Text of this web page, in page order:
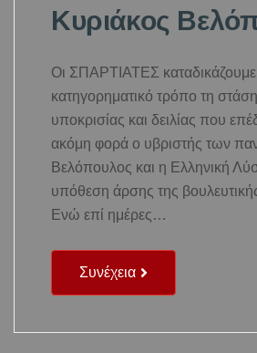
Κυριάκος
Οι ΣΠΑΡΤΙΑΤΕΣ καταδικάζουμε
κατηγορηματικό τρόπο τη στάση
υποκρισίας και δειλίας που
ακόμη φορά ο υβριστής των
Βελόπουλος και η Ελληνική
υπόθεση άρσης της
Ενώ επί ημέρες…
Συνέχεια